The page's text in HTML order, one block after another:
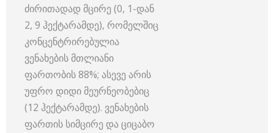
ძირითადად მცირე (0, 1-დან
2, 9 ჰექტარამდე), რომელშიც
კონცენტრირებულია
ვენახების მთლიანი
ფართობის 88%; ასევე არის
უფრო დიდი მეურნეობებიც
(12 ჰექტარამდე). ვენახების
ფართის სიმცირე და ციცაბო